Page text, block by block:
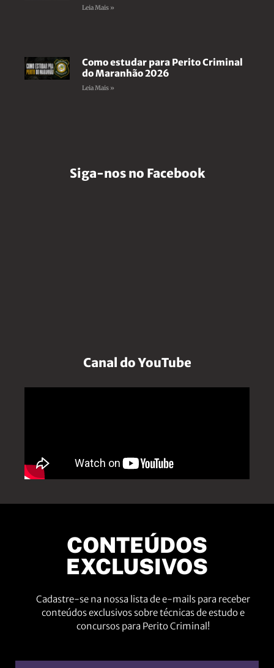
Leia Mais »
Como estudar para Perito Criminal
do Maranhão 2026
Leia Mais »
Siga-nos no Facebook
Canal do YouTube
CONTEÚDOS
EXCLUSIVOS
Cadastre-se na nossa lista de e-mails para receber
conteúdos exclusivos sobre técnicas de estudo e
concursos para Perito Criminal!